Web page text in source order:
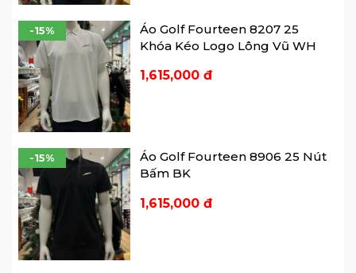
Áo Golf Fourteen 8207 25
Khóa Kéo Logo Lông Vũ WH
1,615,000 đ
-15%
Áo Golf Fourteen 8906 25 Nút
Bấm BK
1,615,000 đ
-15%